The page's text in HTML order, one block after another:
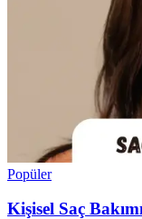
Popüler
Kişisel Saç